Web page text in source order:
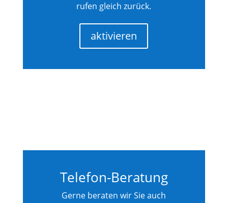
rufen gleich zurück.
aktivieren
Telefon-Beratung
Gerne beraten wir Sie auch